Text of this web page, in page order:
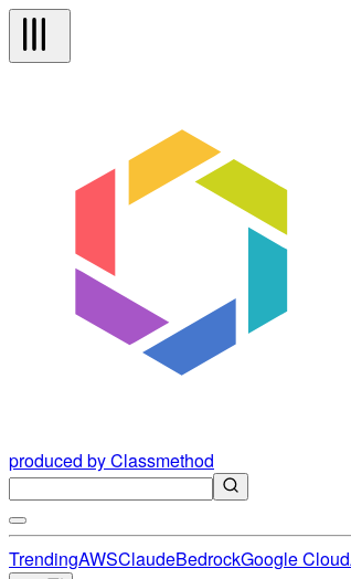
produced by Classmethod
TrendingAWSClaudeBedrockGoogle Cloud